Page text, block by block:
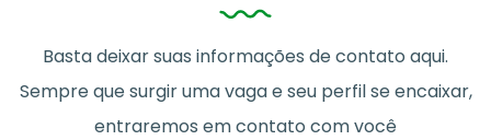
Basta deixar suas informações de contato aqui.
Sempre que surgir uma vaga e seu perfil se encaixar,
entraremos em contato com você